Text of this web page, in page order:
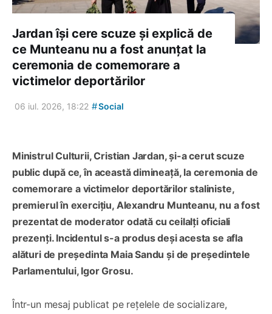
Jardan își cere scuze și explică de
ce Munteanu nu a fost anunțat la
ceremonia de comemorare a
victimelor deportărilor
06 iul. 2026, 18:22 #Social
Ministrul Culturii, Cristian Jardan, și-a cerut scuze
public după ce, în această dimineață, la ceremonia de
comemorare a victimelor deportărilor staliniste,
premierul în exercițiu, Alexandru Munteanu, nu a fost
prezentat de moderator odată cu ceilalți oficiali
prezenți. Incidentul s-a produs deși acesta se afla
alături de președinta Maia Sandu și de președintele
Parlamentului, Igor Grosu.
Într-un mesaj publicat pe rețelele de socializare,